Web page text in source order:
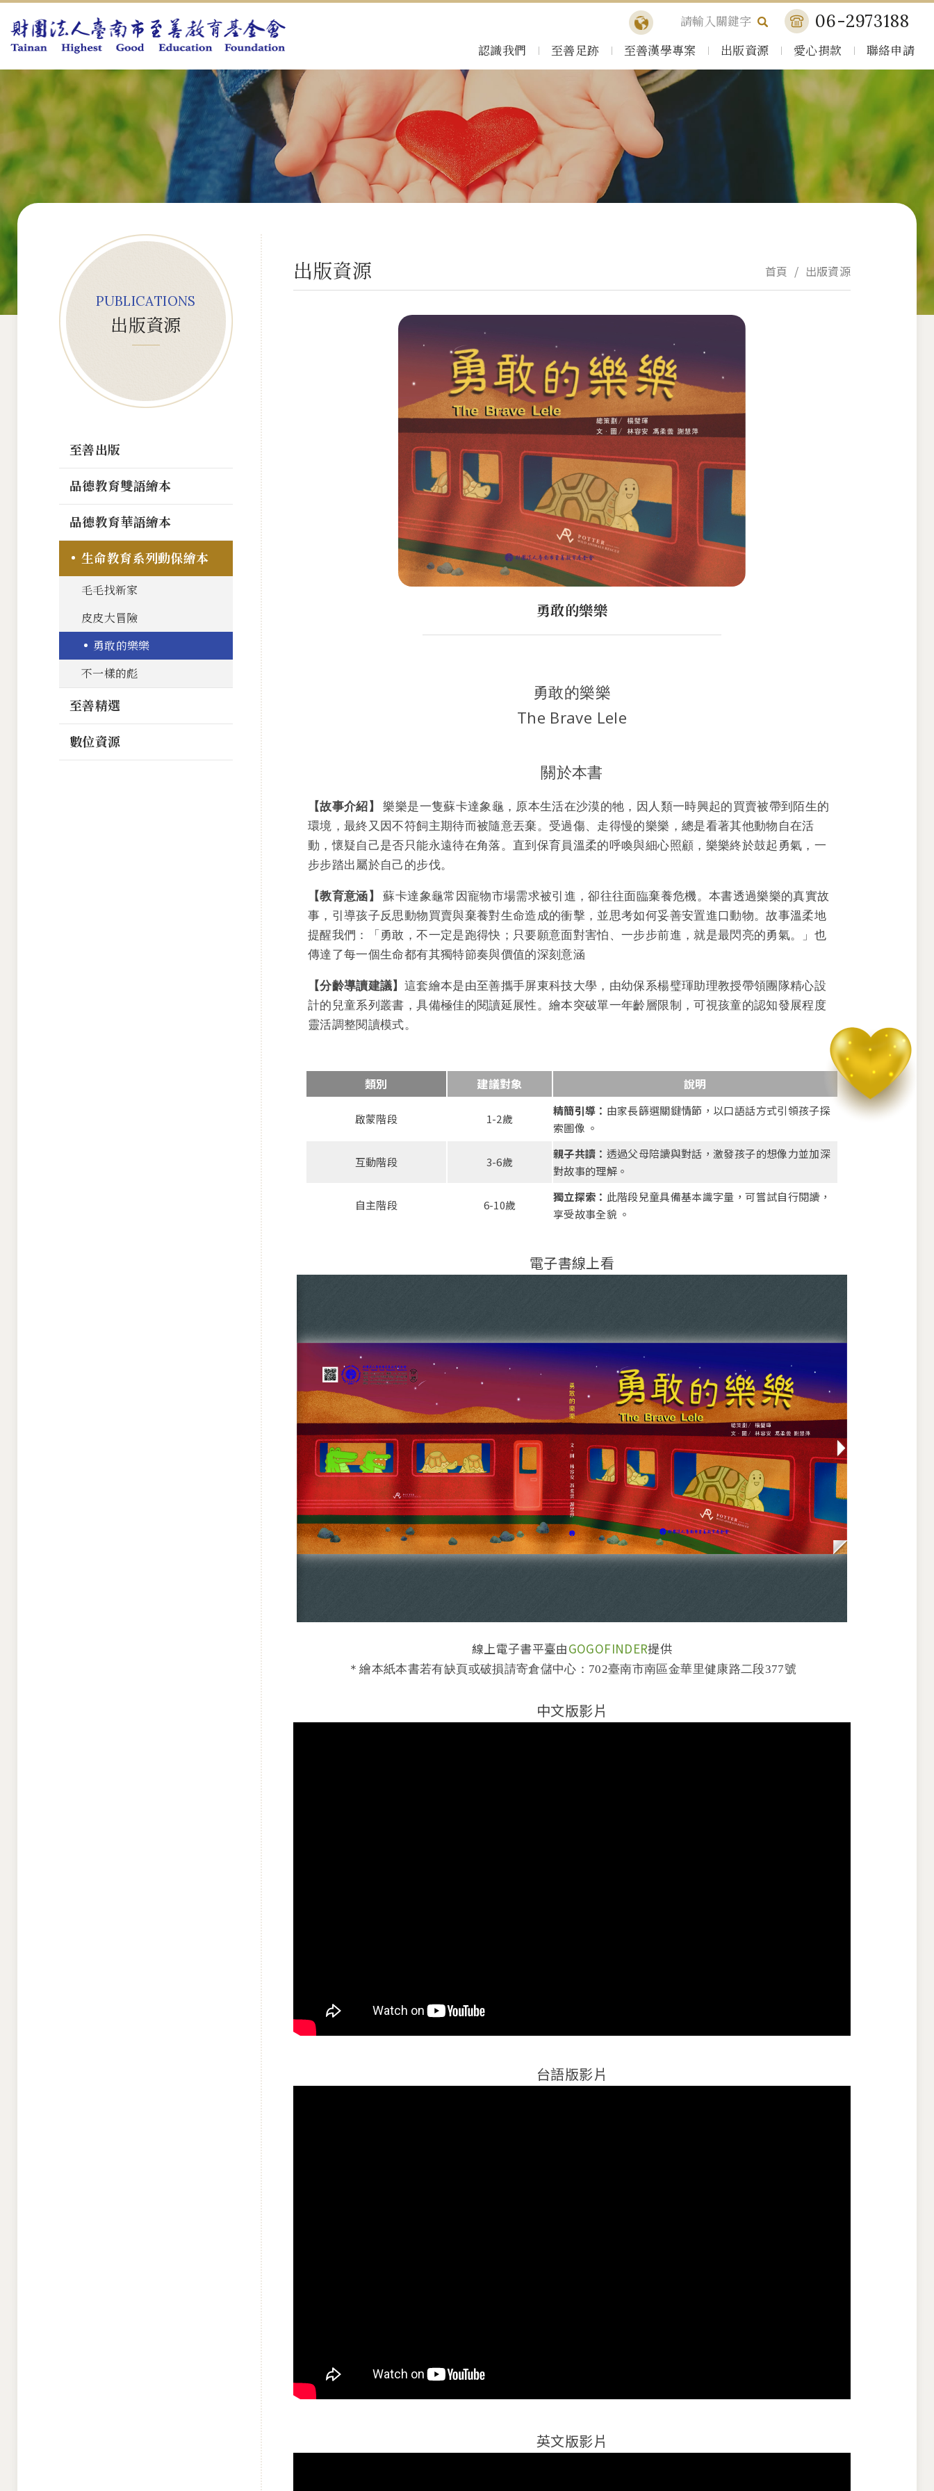
06-2973188
認識我們 至善足跡 至善漢學專案 出版資源 愛心捐款 聯絡申請
PUBLICATIONS
出版資源
至善出版
品德教育雙語繪本
品德教育華語繪本
生命教育系列動保繪本
毛毛找新家
皮皮大冒險
勇敢的樂樂
不一樣的彪
至善精選
數位資源
出版資源 首頁 出版資源
勇敢的樂樂
勇敢的樂樂
The Brave Lele
關於本書
【故事介紹】
樂樂是一隻蘇卡達象龜，原本生活在沙漠的牠，因人類一時興起的買賣被帶到陌生的
環境，最終又因不符飼主期待而被隨意丟棄。受過傷、走得慢的樂樂，總是看著其他動物自在活
動，懷疑自己是否只能永遠待在角落。直到保育員溫柔的呼喚與細心照顧，樂樂終於鼓起勇氣，一
步步踏出屬於自己的步伐。
【教育意涵】
蘇卡達象龜常因寵物市場需求被引進，卻往往面臨棄養危機。本書透過樂樂的真實故
事，引導孩子反思動物買賣與棄養對生命造成的衝擊，並思考如何妥善安置進口動物。故事溫柔地
提醒我們：「勇敢，不一定是跑得快；只要願意面對害怕、一步步前進，就是最閃亮的勇氣。」也
傳達了每一個生命都有其獨特節奏與價值的深刻意涵
【分齡導讀建議】 這套繪本是由至善攜手屏東科技大學，由幼保系楊璧琿助理教授帶領團隊精心設
計的兒童系列叢書，具備極佳的閱讀延展性。繪本突破單一年齡層限制，可視孩童的認知發展程度
靈活調整閱讀模式。
類別 建議對象 說明
啟蒙階段 1-2歲
精簡引導： 由家長篩選關鍵情節，以口語話方式引領孩子探
索圖像 。
互動階段 3-6歲
親子共讀： 透過父母陪讀與對話，激發孩子的想像力並加深
對故事的理解。
自主階段 6-10歲
獨立探索： 此階段兒童具備基本識字量，可嘗試自行閱讀，
享受故事全貌 。
電子書線上看
線上電子書平臺由GOGOFINDER提供
＊繪本紙本書若有缺頁或破損請寄倉儲中心：702臺南市南區金華里健康路二段377號
中文版影片
台語版影片
英文版影片